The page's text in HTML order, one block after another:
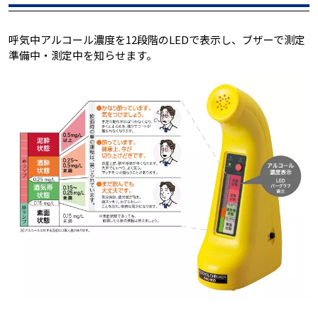
呼気中アルコール濃度を12段階のLEDで表示し、ブザーで測定
準備中・測定中を知らせます。